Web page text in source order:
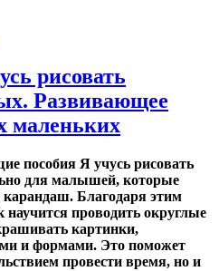
рисовать
Развивающее
маленьких
пособия Я учусь рисовать
для малышей, которые
Благодаря этим
проводить округлые
картинки,
и формами. Это поможет
провести время, но и